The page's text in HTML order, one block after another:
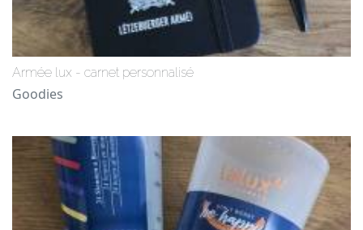
Armée lux - carnet personnalisé
Goodies